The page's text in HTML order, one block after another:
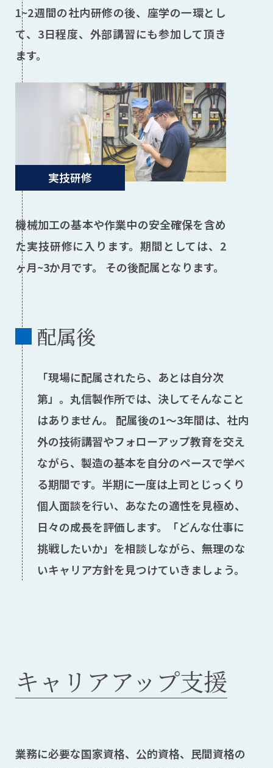
1~2週間の社内研修の後、座学の一環とし
て、3日程度、外部講習にも参加して頂き
ます。
実技研修
機械加工の基本や作業中の安全確保を含め
た実技研修に入ります。期間としては、2
ヶ月~3か月です。 その後配属となります。
配属後
「現場に配属されたら、あとは自分次
第」。丸信製作所では、決してそんなこと
はありません。 配属後の1〜3年間は、社内
外の技術講習やフォローアップ教育を交え
ながら、製造の基本を自分のペースで学べ
る期間です。半期に一度は上司とじっくり
個人面談を行い、あなたの適性を見極め、
日々の成長を評価します。「どんな仕事に
挑戦したいか」を相談しながら、無理のな
いキャリア方針を見つけていきましょう。
キャリアアップ支援
業務に必要な国家資格、公的資格、民間資格の